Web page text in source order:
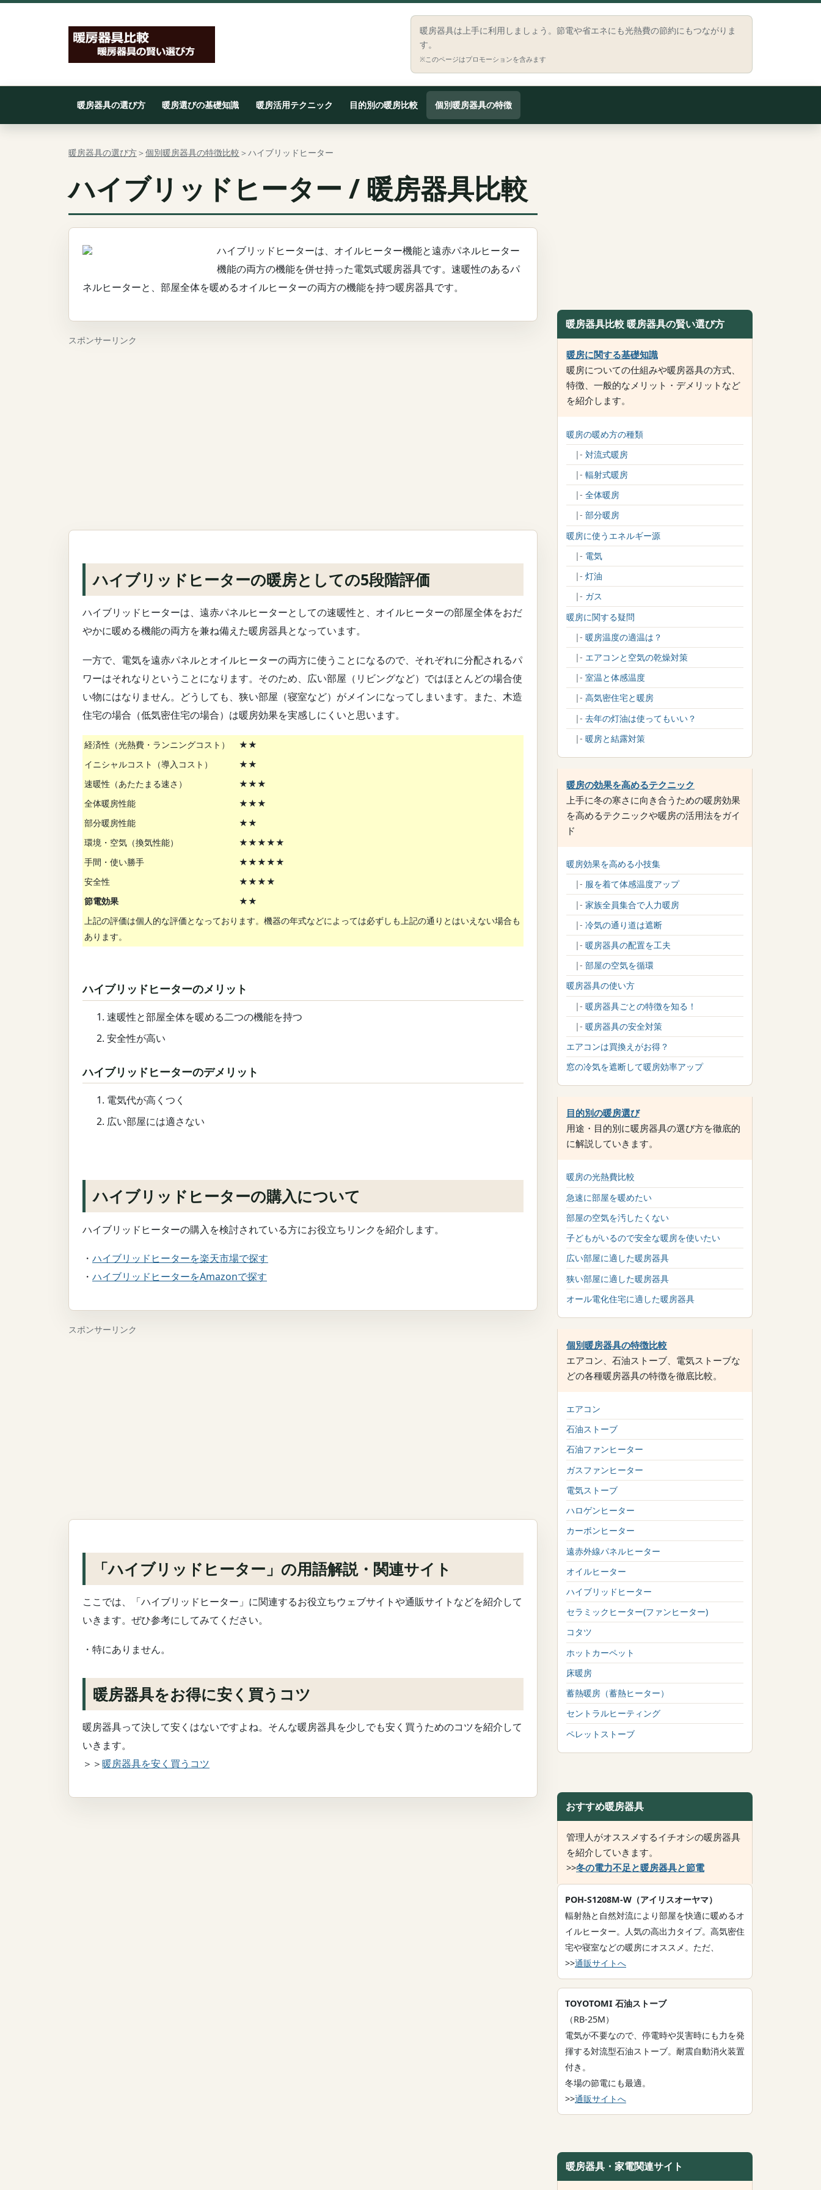
暖房器具は上手に利用しましょう。節電や省エネにも光熱費の節約にもつながりま
す。
※このページはプロモーションを含みます
暖房器具の選び方 暖房選びの基礎知識 暖房活用テクニック 目的別の暖房比較 個別暖房器具の特徴
暖房器具の選び方＞ 個別暖房器具の特徴比較 ＞ハイブリッドヒーター
ハイブリッドヒーター / 暖房器具比較
ハイブリッドヒーターは、オイルヒーター機能と遠赤パネルヒーター
機能の両方の機能を併せ持った電気式暖房器具です。速暖性のあるパ
ネルヒーターと、部屋全体を暖めるオイルヒーターの両方の機能を持つ暖房器具です。
スポンサーリンク
ハイブリッドヒーターの暖房としての5段階評価
ハイブリッドヒーターは、遠赤パネルヒーターとしての速暖性と、オイルヒーターの部屋全体をおだ
やかに暖める機能の両方を兼ね備えた暖房器具となっています。
一方で、電気を遠赤パネルとオイルヒーターの両方に使うことになるので、それぞれに分配されるパ
ワーはそれなりということになります。そのため、広い部屋（リビングなど）ではほとんどの場合使
い物にはなりません。どうしても、狭い部屋（寝室など）がメインになってしまいます。また、木造
住宅の場合（低気密住宅の場合）は暖房効果を実感しにくいと思います。
経済性（光熱費・ランニングコスト）
★★
イニシャルコスト（導入コスト）
★★
速暖性（あたたまる速さ）
★★★
全体暖房性能
★★★
部分暖房性能
★★
環境・空気（換気性能）
★★★★★
手間・使い勝手
★★★★★
安全性
★★★★
節電効果
★★
上記の評価は個人的な評価となっております。機器の年式などによっては必ずしも上記の通りとはいえない場合も
あります。
ハイブリッドヒーターのメリット
速暖性と部屋全体を暖める二つの機能を持つ
安全性が高い
ハイブリッドヒーターのデメリット
電気代が高くつく
広い部屋には適さない
ハイブリッドヒーターの購入について
ハイブリッドヒーターの購入を検討されている方にお役立ちリンクを紹介します。
・ ハイブリッドヒーターを楽天市場で探す
・ ハイブリッドヒーターをAmazonで探す
スポンサーリンク
「ハイブリッドヒーター」の用語解説・関連サイト
ここでは、「ハイブリッドヒーター」に関連するお役立ちウェブサイトや通販サイトなどを紹介して
いきます。ぜひ参考にしてみてください。
・特にありません。
暖房器具をお得に安く買うコツ
暖房器具って決して安くはないですよね。そんな暖房器具を少しでも安く買うためのコツを紹介して
いきます。
＞＞暖房器具を安く買うコツ
暖房器具比較 暖房器具の賢い選び方
暖房に関する基礎知識
暖房についての仕組みや暖房器具の方式、
特徴、一般的なメリット・デメリットなど
を紹介します。
暖房の暖め方の種類
|- 対流式暖房
|- 輻射式暖房
|- 全体暖房
|- 部分暖房
暖房に使うエネルギー源
|- 電気
|- 灯油
|- ガス
暖房に関する疑問
|- 暖房温度の適温は？
|- エアコンと空気の乾燥対策
|- 室温と体感温度
|- 高気密住宅と暖房
|- 去年の灯油は使ってもいい？
|- 暖房と結露対策
暖房の効果を高めるテクニック
上手に冬の寒さに向き合うための暖房効果
を高めるテクニックや暖房の活用法をガイ
ド
暖房効果を高める小技集
|- 服を着て体感温度アップ
|- 家族全員集合で人力暖房
|- 冷気の通り道は遮断
|- 暖房器具の配置を工夫
|- 部屋の空気を循環
暖房器具の使い方
|- 暖房器具ごとの特徴を知る！
|- 暖房器具の安全対策
エアコンは買換えがお得？
窓の冷気を遮断して暖房効率アップ
目的別の暖房選び
用途・目的別に暖房器具の選び方を徹底的
に解説していきます。
暖房の光熱費比較
急速に部屋を暖めたい
部屋の空気を汚したくない
子どもがいるので安全な暖房を使いたい
広い部屋に適した暖房器具
狭い部屋に適した暖房器具
オール電化住宅に適した暖房器具
個別暖房器具の特徴比較
エアコン、石油ストーブ、電気ストーブな
どの各種暖房器具の特徴を徹底比較。
エアコン
石油ストーブ
石油ファンヒーター
ガスファンヒーター
電気ストーブ
ハロゲンヒーター
カーボンヒーター
遠赤外線パネルヒーター
オイルヒーター
ハイブリッドヒーター
セラミックヒーター(ファンヒーター)
コタツ
ホットカーペット
床暖房
蓄熱暖房（蓄熱ヒーター）
セントラルヒーティング
ペレットストーブ
おすすめ暖房器具
管理人がオススメするイチオシの暖房器具
を紹介していきます。
>>冬の電力不足と暖房器具と節電
POH-S1208M-W（アイリスオーヤマ）
輻射熱と自然対流により部屋を快適に暖めるオ
イルヒーター。人気の高出力タイプ。高気密住
宅や寝室などの暖房にオススメ。ただ、
>>通販サイトへ
TOYOTOMI 石油ストーブ
（RB-25M）
電気が不要なので、停電時や災害時にも力を発
揮する対流型石油ストーブ。耐震自動消火装置
付き。
冬場の節電にも最適。
>>通販サイトへ
暖房器具・家電関連サイト